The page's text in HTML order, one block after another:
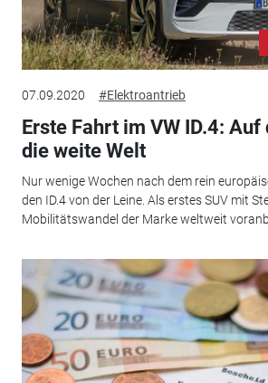
07.09.2020 #Elektroantrieb
Erste Fahrt im VW ID.4: Auf
die weite Welt
Nur wenige Wochen nach dem rein
den ID.4 von der Leine. Als erstes SUV mit
Mobilitätswandel der Marke weltweit